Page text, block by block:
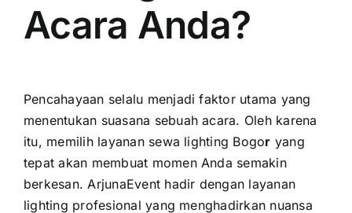
Acara Anda?
Pencahayaan selalu menjadi faktor utama yang
menentukan suasana sebuah acara. Oleh karena
itu, memilih layanan sewa lighting Bogor yang
tepat akan membuat momen Anda semakin
berkesan. ArjunaEvent hadir dengan layanan
lighting profesional yang menghadirkan nuansa